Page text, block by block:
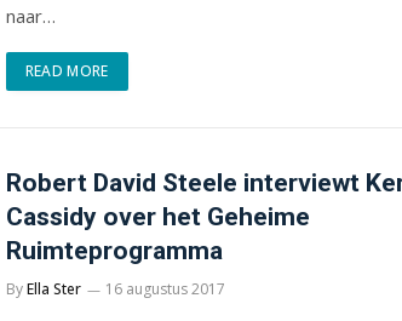
naar…
READ MORE
Robert David Steele interviewt
Cassidy over het Geheime
Ruimteprogramma
By Ella Ster 16 augustus 2017